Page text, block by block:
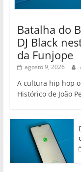
Batalha do
DJ Black
da Funjope
agosto 9, 2026
A cultura hip hop
Histórico de João